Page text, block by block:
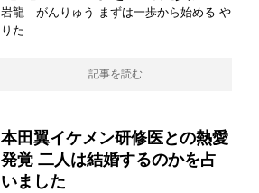
岩龍 がんりゅう まずは一歩から始める や
りた
記事を読む
本田翼イケメン研修医との熱愛
発覚 二人は結婚するのかを占
いました